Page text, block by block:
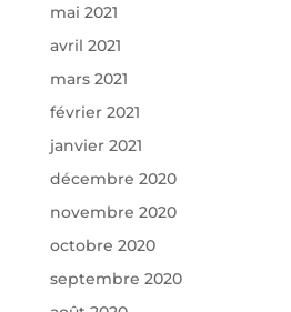
mai 2021
avril 2021
mars 2021
février 2021
janvier 2021
décembre 2020
novembre 2020
octobre 2020
septembre 2020